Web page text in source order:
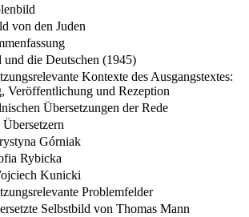
von den Juden
und die Deutschen (1945)
Kontexte des Ausgangstextes:
Veröffentlichung und Rezeption
Übersetzungen der Rede
Górniak
Rybicka
Kunicki
Problemfelder
Selbstbild von Thomas Mann